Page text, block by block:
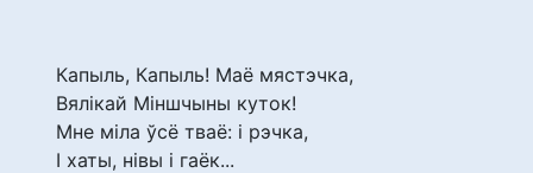
Капыль, Капыль! Маё мястэчка,
Вялікай Міншчыны куток!
Мне міла ўсё тваё: і рэчка,
І хаты, нівы і гаёк...